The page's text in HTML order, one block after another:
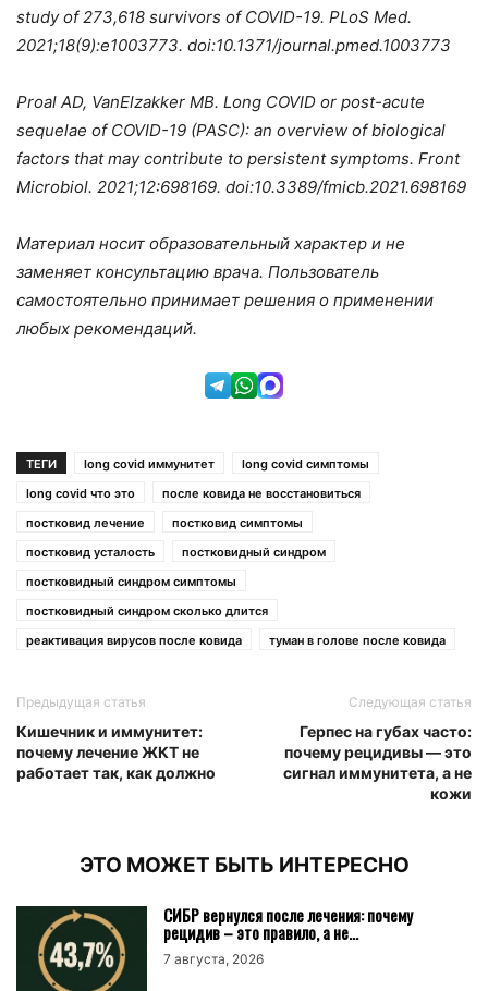
study of 273,618 survivors of COVID-19. PLoS Med.
2021;18(9):e1003773. doi:10.1371/journal.pmed.1003773
Proal AD, VanElzakker MB. Long COVID or post-acute
sequelae of COVID-19 (PASC): an overview of biological
factors that may contribute to persistent symptoms. Front
Microbiol. 2021;12:698169. doi:10.3389/fmicb.2021.698169
Материал носит образовательный характер и не
заменяет консультацию врача. Пользователь
самостоятельно принимает решения о применении
любых рекомендаций.
ТЕГИ long covid иммунитет
long covid симптомы
long covid что это
после ковида не восстановиться
постковид лечение
постковид симптомы
постковид усталость
постковидный синдром
постковидный синдром симптомы
постковидный синдром сколько длится
реактивация вирусов после ковида
туман в голове после ковида
Предыдущая статья
Кишечник и иммунитет:
почему лечение ЖКТ не
работает так, как должно
Следующая статья
Герпес на губах часто:
почему рецидивы — это
сигнал иммунитета, а не
кожи
ЭТО МОЖЕТ БЫТЬ ИНТЕРЕСНО
СИБР вернулся после лечения: почему
рецидив – это правило, а не...
7 августа, 2026